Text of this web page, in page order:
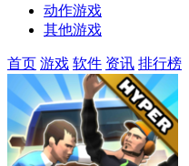
动作游戏
其他游戏
首页 游戏 软件 资讯 排行榜